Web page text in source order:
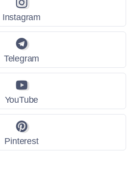
Instagram
Telegram
YouTube
Pinterest